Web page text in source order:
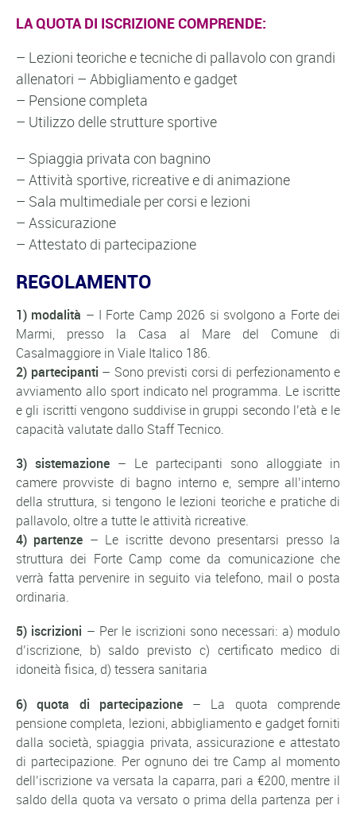
LA QUOTA DI ISCRIZIONE COMPRENDE:
– Lezioni teoriche e tecniche di pallavolo con grandi
allenatori – Abbigliamento e gadget
– Pensione completa
– Utilizzo delle strutture sportive
– Spiaggia privata con bagnino
– Attività sportive, ricreative e di animazione
– Sala multimediale per corsi e lezioni
– Assicurazione
– Attestato di partecipazione
REGOLAMENTO
1) modalità – I Forte Camp 2026 si svolgono a Forte dei
Marmi, presso la Casa al Mare del Comune di
Casalmaggiore in Viale Italico 186.
2) partecipanti – Sono previsti corsi di perfezionamento e
avviamento allo sport indicato nel programma. Le iscritte
e gli iscritti vengono suddivise in gruppi secondo l’età e le
capacità valutate dallo Staff Tecnico.
3) sistemazione – Le partecipanti sono alloggiate in
camere provviste di bagno interno e, sempre all’interno
della struttura, si tengono le lezioni teoriche e pratiche di
pallavolo, oltre a tutte le attività ricreative.
4) partenze – Le iscritte devono presentarsi presso la
struttura dei Forte Camp come da comunicazione che
verrà fatta pervenire in seguito via telefono, mail o posta
ordinaria.
5) iscrizioni – Per le iscrizioni sono necessari: a) modulo
d’iscrizione, b) saldo previsto c) certificato medico di
idoneità fisica, d) tessera sanitaria
6) quota di partecipazione– La quota comprende
pensione completa, lezioni, abbigliamento e gadget forniti
dalla società, spiaggia privata, assicurazione e attestato
di partecipazione. Per ognuno dei tre Camp al momento
dell’iscrizione va versata la caparra, pari a €200, mentre il
saldo della quota va versato o prima della partenza per i